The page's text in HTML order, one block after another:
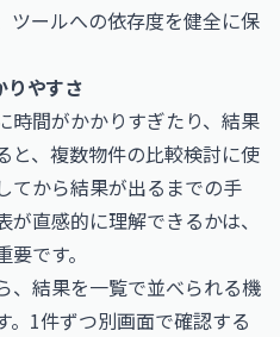
ツールへの依存度を健全に保
りやすさ
時間がかかりすぎたり、結果
と、複数物件の比較検討に使
てから結果が出るまでの手
直感的に理解できるかは、
です。
、結果を一覧で並べられる機
。1件ずつ別画面で確認する